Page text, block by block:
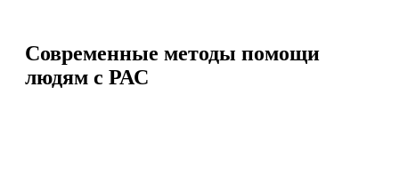
Современные методы помощи
людям с РАС